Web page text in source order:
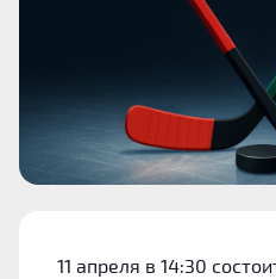
11 апреля в 14:30